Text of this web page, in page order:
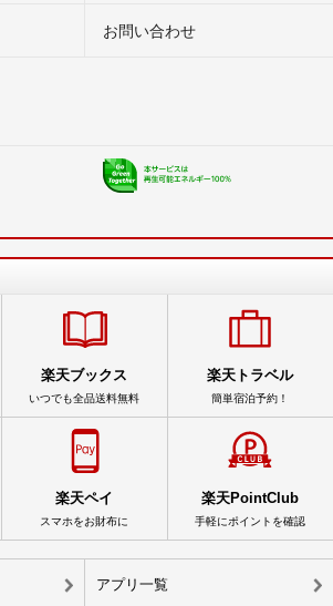
お問い合わせ
楽天ブックス
いつでも全品送料無料
楽天トラベル
簡単宿泊予約！
楽天ペイ
スマホをお財布に
楽天PointClub
手軽にポイントを確認
アプリ一覧